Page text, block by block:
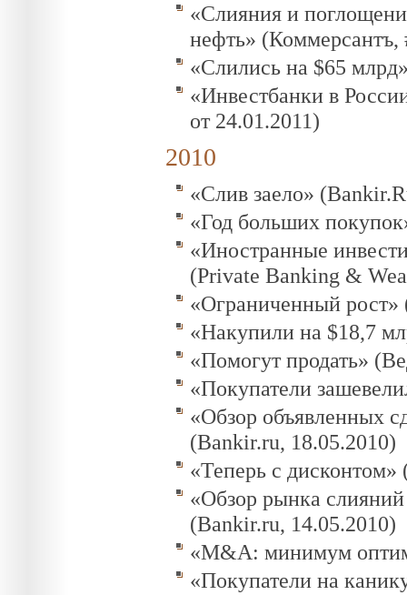
«Слияния и
нефть» (Коммерсантъ,
«Слились на $65
«Инвестбанки в
от 24.01.2011)
2010
«Слив заело»
«Год больших
«Иностранные
(Private Banking &
«Ограниченный рост»
«Накупили на $18,7
«Помогут продать»
«Покупатели
«Обзор объявленных
(Bankir.ru, 18.05.2010)
«Теперь с
«Обзор рынка
(Bankir.ru, 14.05.2010)
«M&A: минимум
«Покупатели на